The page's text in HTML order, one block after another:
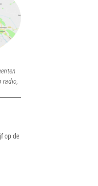
radio,
op de